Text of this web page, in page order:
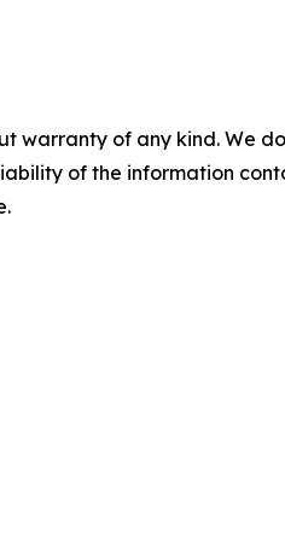
warranty of any kind. We
of the information